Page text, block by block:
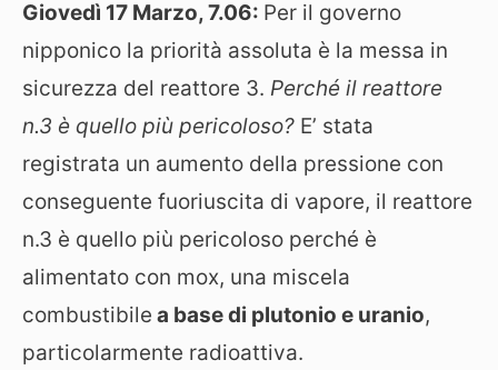
Giovedì 17 Marzo, 7.06: Per il governo
nipponico la priorità assoluta è la messa in
sicurezza del reattore 3. Perché il reattore
n.3 è quello più pericoloso? E’ stata
registrata un aumento della pressione con
conseguente fuoriuscita di vapore, il reattore
n.3 è quello più pericoloso perché è
alimentato con mox, una miscela
combustibile a base di plutonio e uranio,
particolarmente radioattiva.